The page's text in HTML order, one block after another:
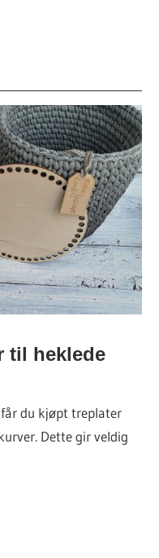
til heklede
får du kjøpt treplater
Dette gir veldig